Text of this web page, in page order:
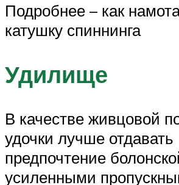
Подробнее – как
катушку спиннинга
Удилище
В качестве живцовой
удочки лучше отдавать
предпочтение
усиленными